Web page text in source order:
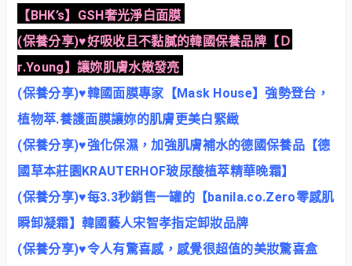
【BHK’s】GSH奢光淨白面膜
(保養分享)♥好吸收且不黏膩的韓國保養品牌【Ｄ
r.Young】讓妳肌膚水嫩發亮
(保養分享)♥韓國面膜專家【Mask House】強勢登台，
植物萃․養護面膜讓妳的肌膚更美白緊緻
(保養分享)♥強化保濕，加強肌膚補水的德國保養品【德
國草本莊園KRAUTERHOF玻尿酸植萃精華晚霜】
(保養分享)♥每3.3秒銷售一罐的【banila.co.Zero零感肌
瞬卸凝霜】韓國藝人宋智孝指定卸妝品牌
(保養分享)♥令人有驚喜感，感覺很超值的美妝驚喜盒